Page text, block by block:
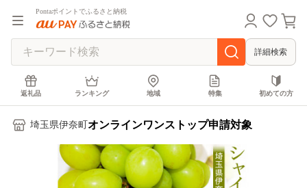
Pontaポイントでふるさと納税
詳細検索
返礼品 ランキング 地域 特集 初めての方
埼玉県伊奈町 オンラインワンストップ申請対象